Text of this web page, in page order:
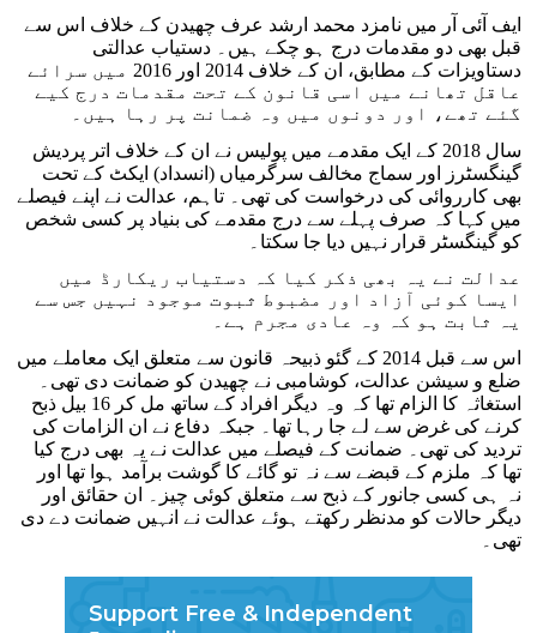
ایف آئی آر میں نامزد محمد ارشد عرف چھیدن کے خلاف اس سے
قبل بھی دو مقدمات درج ہو چکے ہیں۔ دستیاب عدالتی
دستاویزات کے مطابق، ان کے خلاف 2014 اور 2016 میں سرائے
عاقل تھانے میں اسی قانون کے تحت مقدمات درج کیے
گئے تھے، اور دونوں میں وہ ضمانت پر رہا ہیں۔
سال 2018 کے ایک مقدمے میں پولیس نے ان کے خلاف اتر پردیش
گینگسٹرز اور سماج مخالف سرگرمیاں (انسداد) ایکٹ کے تحت
بھی کارروائی کی درخواست کی تھی۔ تاہم، عدالت نے اپنے فیصلے
میں کہا کہ صرف پہلے سے درج مقدمے کی بنیاد پر کسی شخص
کو گینگسٹر قرار نہیں دیا جا سکتا۔
عدالت نے یہ بھی ذکر کیا کہ دستیاب ریکارڈ میں
ایسا کوئی آزاد اور مضبوط ثبوت موجود نہیں جس سے
یہ ثابت ہو کہ وہ عادی مجرم ہے۔
اس سے قبل 2014 کے گئو ذبیحہ قانون سے متعلق ایک معاملے میں
ضلع و سیشن عدالت، کوشامبی نے چھیدن کو ضمانت دی تھی۔
استغاثہ کا الزام تھا کہ وہ دیگر افراد کے ساتھ مل کر 16 بیل ذبح
کرنے کی غرض سے لے جا رہا تھا۔ جبکہ دفاع نے ان الزامات کی
تردید کی تھی۔ ضمانت کے فیصلے میں عدالت نے یہ بھی درج کیا
تھا کہ ملزم کے قبضے سے نہ تو گائے کا گوشت برآمد ہوا تھا اور
نہ ہی کسی جانور کے ذبح سے متعلق کوئی چیز۔ ان حقائق اور
دیگر حالات کو مدنظر رکھتے ہوئے عدالت نے انہیں ضمانت دے دی
تھی۔
Support Free & Independent